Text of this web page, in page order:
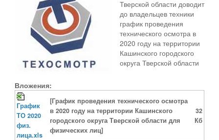
Тверской области доводит
до владельцев техники
график проведения
технического осмотра в
2020 году на территории
Кашинского городского
округа Тверской области
Вложения:
График
ТО 2020
физ.
лица.xls
[График проведения технического осмотра
в 2020 году на территории Кашинского
городского округа Тверской области для
физических лиц]
32
Кб